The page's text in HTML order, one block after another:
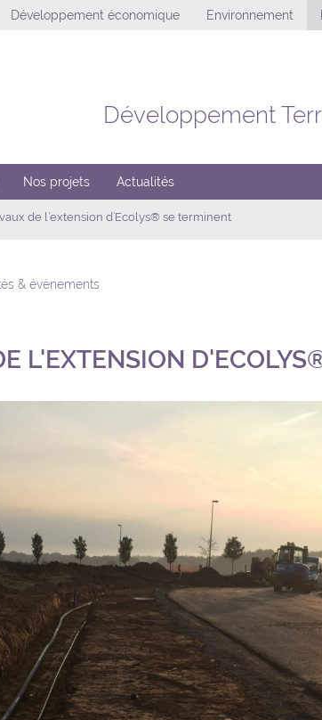
Développement économique Environnement
Développement
Nos projets Actualités
de l’extension d’Ecolys® se terminent
& événements
L'EXTENSION